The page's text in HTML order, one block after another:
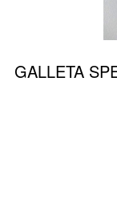
GALLETA